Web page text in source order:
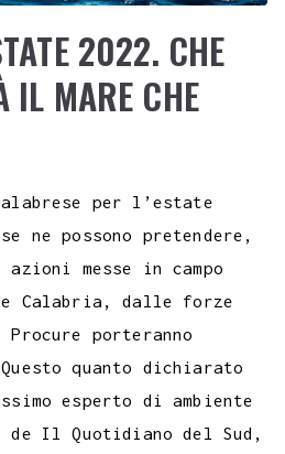
2022. CHE
IL MARE CHE
per l’estate
ne possono pretendere,
messe in campo
Calabria, dalle forze
porteranno
quanto dichiarato
esperto di ambiente
Il Quotidiano del Sud,